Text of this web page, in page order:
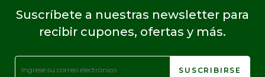
Suscríbete a nuestras newsletter para
recibir cupones, ofertas y más.